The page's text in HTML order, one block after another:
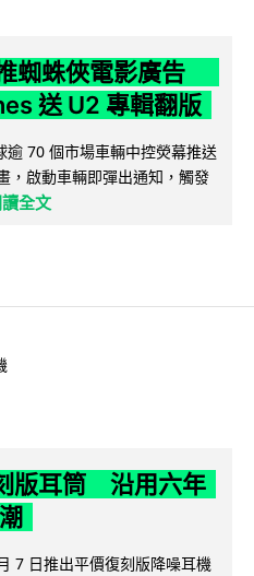
蜘蛛俠電影廣告
送 U2 專輯翻版
70 個市場車輛中控熒幕推送
，啟動車輛即彈出通知，觸發
讀全文
版耳筒 沿用六年
7 日推出平價復刻版降噪耳機